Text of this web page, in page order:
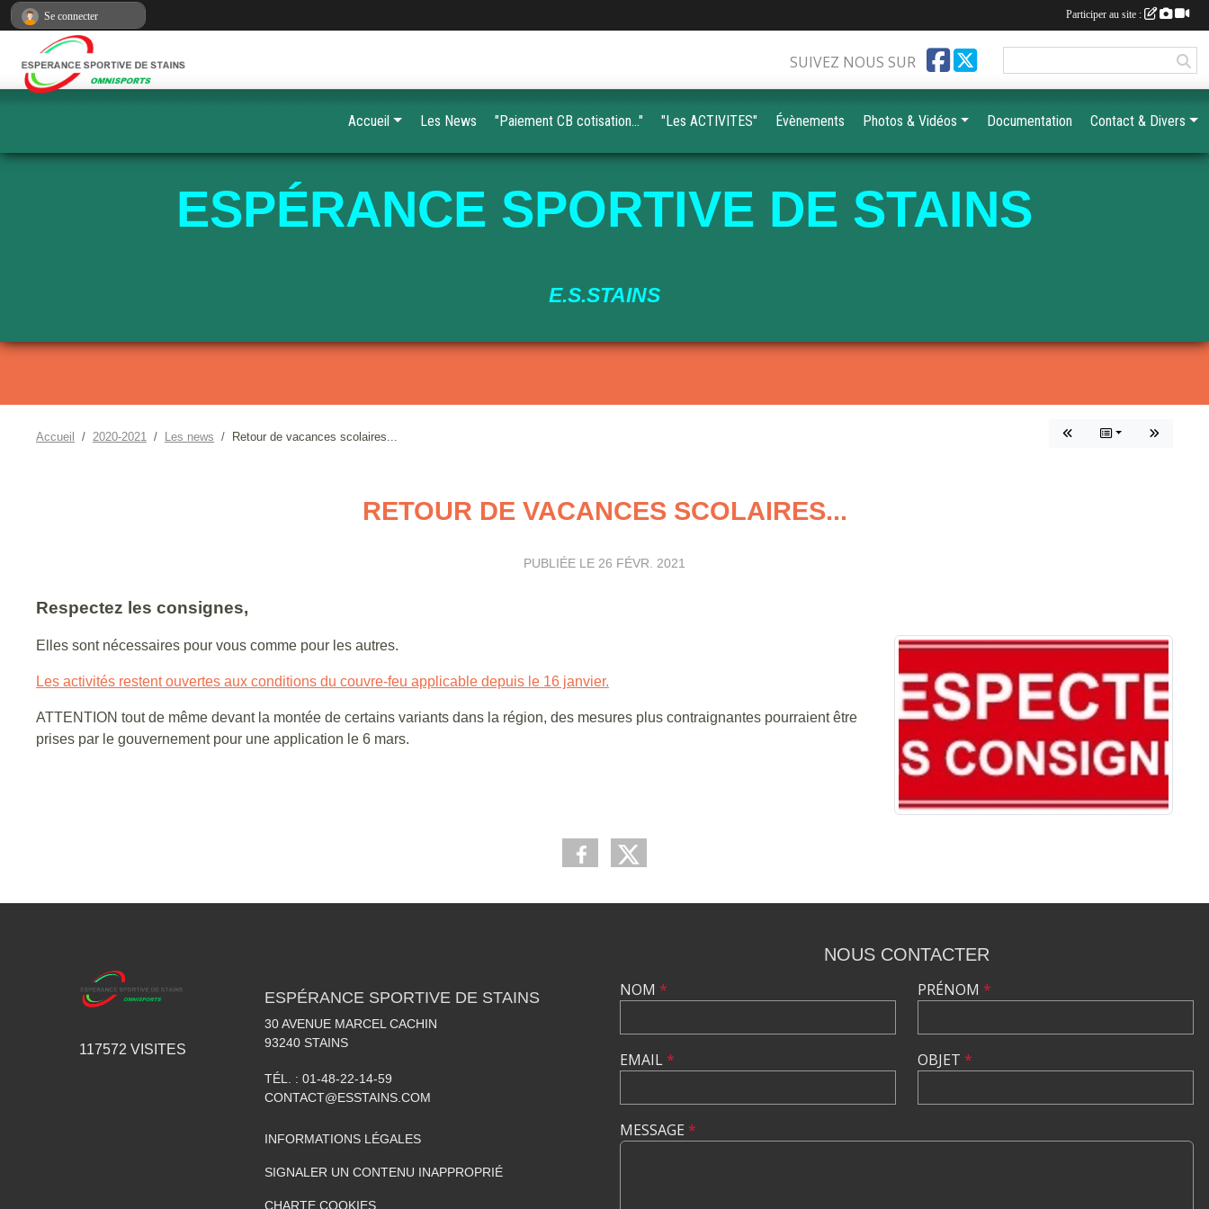
ESPÉRANCE SPORTIVE DE STAINS
E.S.STAINS
Accueil 2020-2021 Les news Retour de vacances scolaires...
RETOUR DE VACANCES SCOLAIRES...
PUBLIÉE LE 26 FÉVR. 2021
Respectez les consignes,
Elles sont nécessaires pour vous comme pour les autres.
Les activités restent ouvertes aux conditions du couvre-feu applicable depuis le 16 janvier.
ATTENTION tout de même devant la montée de certains variants dans la région, des mesures plus contraignantes pourraient être
prises par le gouvernement pour une application le 6 mars.
SUIVEZ NOUS SUR
Accueil Les News "Paiement CB cotisation..." "Les ACTIVITES" Évènements Photos & Vidéos Documentation Contact & Divers
117572 VISITES
ESPÉRANCE SPORTIVE DE STAINS
30 AVENUE MARCEL CACHIN
93240 STAINS
TÉL. : 01-48-22-14-59
CONTACT@ESSTAINS.COM
INFORMATIONS LÉGALES
SIGNALER UN CONTENU INAPPROPRIÉ
CHARTE COOKIES
NOUS CONTACTER
NOM *
EMAIL*
PRÉNOM *
OBJET *
MESSAGE *
Se connecter Participer au site :
Panneau de gestion des cookies